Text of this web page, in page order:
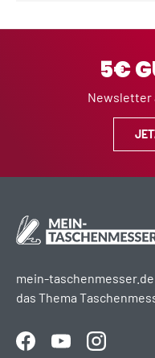
5€
Newsletter
mein-
das Thema
FacebookYouTubeInstagram